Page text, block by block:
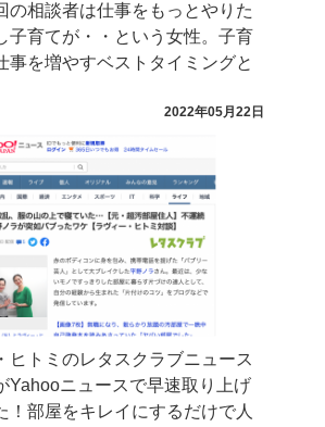
2022年05月22日
の相談者は仕事をもっとやりた
子育てが・・という女性。子育
事を増やすベストタイミングと
ヒトミのレタスクラブニュース
Yahooニュースで早速取り上げ
！部屋をキレイにするだけで人